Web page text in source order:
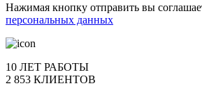
Нажимая кнопку отправить вы
персональных данных
10 ЛЕТ РАБОТЫ
2 853 КЛИЕНТОВ